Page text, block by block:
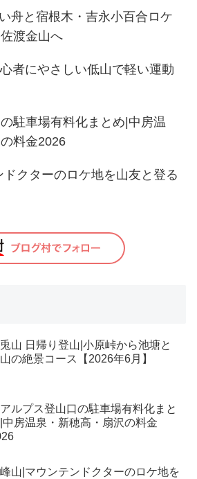
舟と宿根木・吉永小百合ロケ
渡金山へ
者にやさしい低山で軽い運動
駐車場有料化まとめ|中房温
料金2026
クターのロケ地を山友と登る
山 日帰り登山|小原峠から池塘と
の絶景コース【2026年6月】
ルプス登山口の駐車場有料化まと
中房温泉・新穂高・扇沢の料金
山|マウンテンドクターのロケ地を